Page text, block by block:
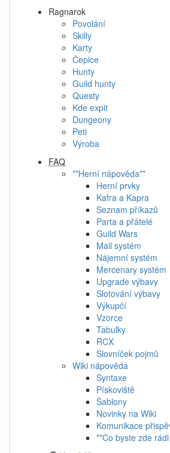
Ragnarok
Povolání
Skilly
Karty
Čepice
Hunty
Guild hunty
Questy
Kde expit
Dungeony
Peti
Výroba
FAQ
**Herní nápověda**
Herní prvky
Kafra a Kapra
Seznam příkazů
Parta a přátelé
Guild Wars
Mail systém
Nájemní systém
Mercenary systém
Upgrade výbavy
Slotování výbavy
Výkupčí
Vzorce
Tabulky
RCX
Slovníček pojmů
Wiki nápověda
Syntaxe
Pískoviště
Šablony
Novinky na Wiki
Komunikace
**Co byste zde